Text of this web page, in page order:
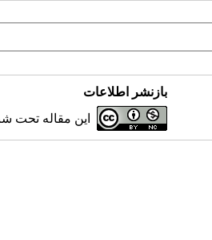
بازنشر اطلاعات
این مقاله تحت